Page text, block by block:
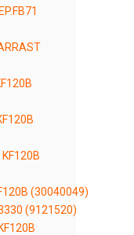
(30040049)
(9121520)